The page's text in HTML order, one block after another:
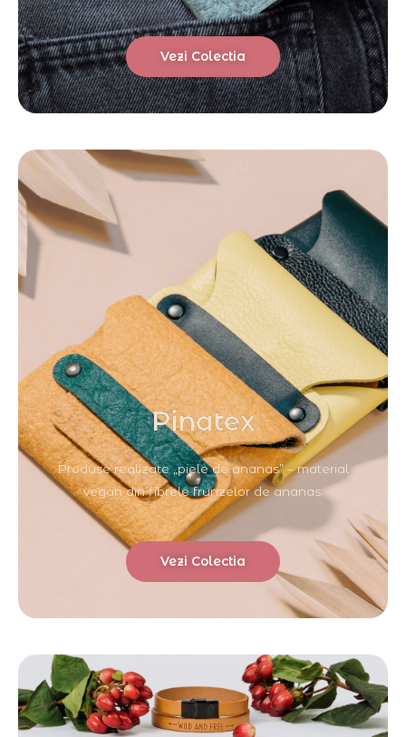
Vezi Colectia
Pinatex
Produse realizate „piele de ananas” – material
vegan din fibrele frunzelor de ananas.
Vezi Colectia